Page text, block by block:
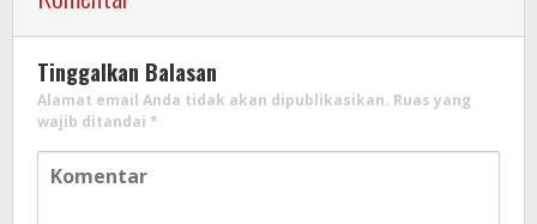
Tinggalkan Balasan
Alamat email Anda tidak akan dipublikasikan. Ruas yang
wajib ditandai *